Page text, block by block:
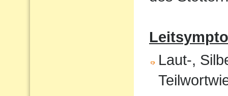
Laut-,